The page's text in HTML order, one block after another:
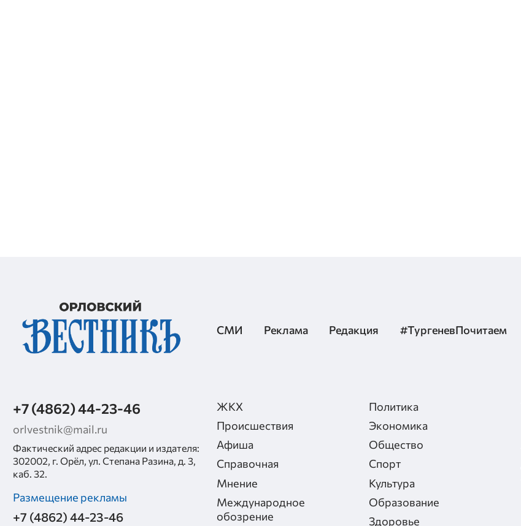
СМИ Реклама Редакция #ТургеневПочитаем
+7 (4862) 44-23-46
orlvestnik@mail.ru
Фактический адрес редакции и издателя:
302002, г. Орёл, ул. Степана Разина, д. 3,
каб. 32.
Размещение рекламы
+7 (4862) 44-23-46
ЖКХ
Происшествия
Афиша
Справочная
Мнение
Международное
обозрение
Политика
Экономика
Общество
Спорт
Культура
Образование
Здоровье